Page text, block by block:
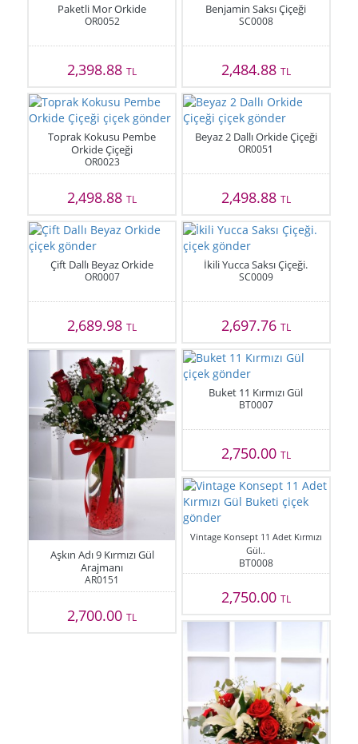
Paketli Mor Orkide
OR0052
2,398.88TL
Benjamin Saksı Çiçeği
SC0008
2,484.88 TL
Toprak Kokusu Pembe
Orkide Çiçeği
OR0023
2,498.88TL
Beyaz 2 Dallı Orkide Çiçeği
OR0051
2,498.88 TL
Çift Dallı Beyaz Orkide
OR0007
2,689.98TL
İkili Yucca Saksı Çiçeği.
SC0009
2,697.76 TL
Aşkın Adı 9 Kırmızı Gül
Arajmanı
AR0151
2,700.00TL
Buket 11 Kırmızı Gül
BT0007
2,750.00 TL
Vintage Konsept 11 Adet Kırmızı
Gül..
BT0008
2,750.00 TL